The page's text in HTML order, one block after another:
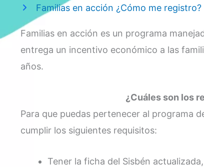
Familias en acción ¿Cómo me
Familias en acción es un programa
entrega un incentivo económico a las
años.
¿Cuáles son los
Para que puedas pertenecer al programa
cumplir los siguientes requisitos:
Tener la ficha del Sisbén